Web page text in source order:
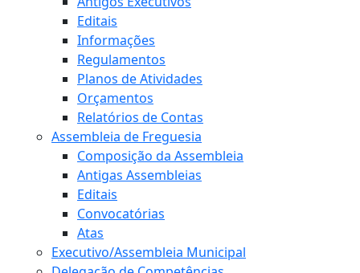
Editais
Informações
Regulamentos
Planos de Atividades
Orçamentos
Relatórios de Contas
Assembleia de Freguesia
Composição da Assembleia
Antigas Assembleias
Editais
Convocatórias
Atas
Executivo/Assembleia Municipal